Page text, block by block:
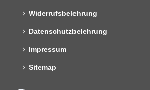
Widerrufsbelehrung
Datenschutzbelehrung
Impressum
Sitemap